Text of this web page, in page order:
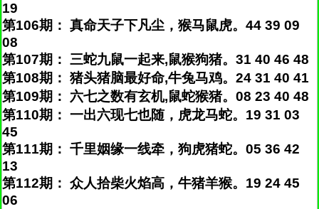
19
第106期： 真命天子下凡尘，猴马鼠虎。44 39 09
08
第107期： 三蛇九鼠一起来,鼠猴狗猪。31 40 46 48
第108期： 猪头猪脑最好命,牛兔马鸡。24 31 40 41
第109期： 六七之数有玄机,鼠蛇猴猪。08 23 40 48
第110期： 一出六现七也随，虎龙马蛇。19 31 03
45
第111期： 千里姻缘一线牵，狗虎猪蛇。05 36 42
13
第112期： 众人拾柴火焰高，牛猪羊猴。19 24 45
06